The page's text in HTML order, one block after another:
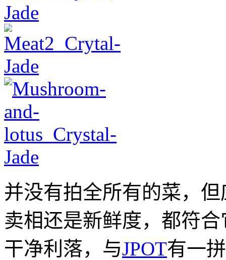
并没有拍全所有的菜，
卖相还是新鲜度，都符
干净利落，与JPOT有一